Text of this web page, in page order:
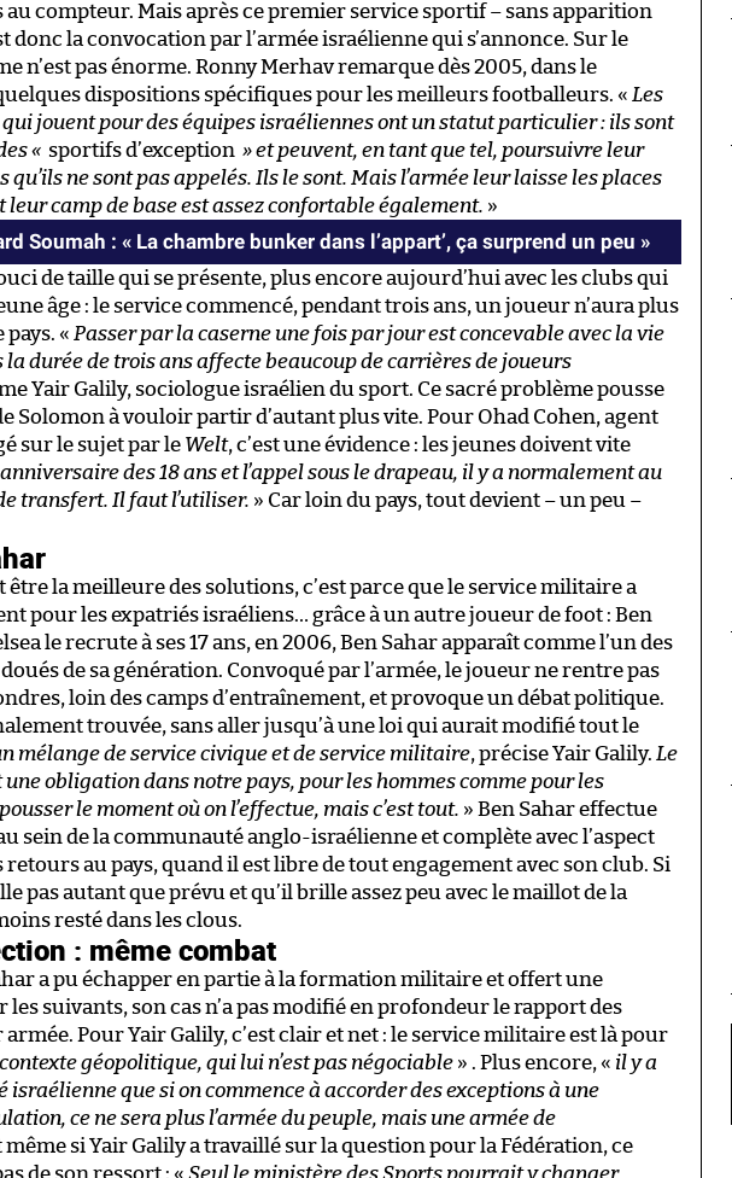
compteur. Mais après ce premier service sportif – sans apparition
donc la convocation par l’armée israélienne qui s’annonce. Sur le
n’est pas énorme. Ronny Merhav remarque dès 2005, dans le
quelques dispositions spécifiques pour les meilleurs footballeurs. « Les
jouent pour des équipes israéliennes ont un statut particulier : ils sont
« sportifs d’exception » et peuvent, en tant que tel, poursuivre leur
qu’ils ne sont pas appelés. Ils le sont. Mais l’armée leur laisse les places
leur camp de base est assez confortable également. »
Soumah : « La chambre bunker dans l’appart’, ça surprend un peu »
de taille qui se présente, plus encore aujourd’hui avec les clubs qui
âge : le service commencé, pendant trois ans, un joueur n’aura plus
« Passer par la caserne une fois par jour est concevable avec la vie
durée de trois ans affecte beaucoup de carrières de joueurs
Yair Galily, sociologue israélien du sport. Ce sacré problème pousse
Solomon à vouloir partir d’autant plus vite. Pour Ohad Cohen, agent
sur le sujet par le Welt, c’est une évidence : les jeunes doivent vite
des 18 ans et l’appel sous le drapeau, il y a normalement au
transfert. Il faut l’utiliser. » Car loin du pays, tout devient – un peu –
être la meilleure des solutions, c’est parce que le service militaire a
pour les expatriés israéliens… grâce à un autre joueur de foot : Ben
le recrute à ses 17 ans, en 2006, Ben Sahar apparaît comme l’un des
de sa génération. Convoqué par l’armée, le joueur ne rentre pas
loin des camps d’entraînement, et provoque un débat politique.
trouvée, sans aller jusqu’à une loi qui aurait modifié tout le
mélange de service civique et de service militaire, précise Yair Galily. Le
obligation dans notre pays, pour les hommes comme pour les
le moment où on l’effectue, mais c’est tout. » Ben Sahar effectue
sein de la communauté anglo-israélienne et complète avec l’aspect
au pays, quand il est libre de tout engagement avec son club. Si
pas autant que prévu et qu’il brille assez peu avec le maillot de la
resté dans les clous.
: même combat
a pu échapper en partie à la formation militaire et offert une
suivants, son cas n’a pas modifié en profondeur le rapport des
Pour Yair Galily, c’est clair et net : le service militaire est là pour
géopolitique, qui lui n’est pas négociable » . Plus encore, « il y a
israélienne que si on commence à accorder des exceptions à une
ce ne sera plus l’armée du peuple, mais une armée de
même si Yair Galily a travaillé sur la question pour la Fédération, ce